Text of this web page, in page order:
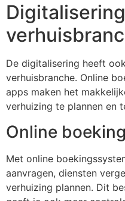
De digitalisering heeft
verhuisbranche. Online
apps maken het
verhuizing te plannen en
Online
Met online
aanvragen, diensten
verhuizing plannen. Dit